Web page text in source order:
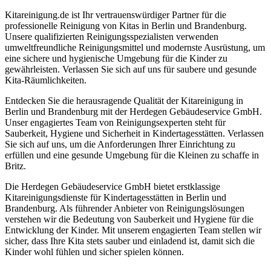
Kitareinigung.de ist Ihr vertrauenswürdiger Partner für die
professionelle Reinigung von Kitas in Berlin und Brandenburg.
Unsere qualifizierten Reinigungsspezialisten verwenden
umweltfreundliche Reinigungsmittel und modernste Ausrüstung, um
eine sichere und hygienische Umgebung für die Kinder zu
gewährleisten. Verlassen Sie sich auf uns für saubere und gesunde
Kita-Räumlichkeiten.
Entdecken Sie die herausragende Qualität der Kitareinigung in
Berlin und Brandenburg mit der Herdegen Gebäudeservice GmbH.
Unser engagiertes Team von Reinigungsexperten steht für
Sauberkeit, Hygiene und Sicherheit in Kindertagesstätten. Verlassen
Sie sich auf uns, um die Anforderungen Ihrer Einrichtung zu
erfüllen und eine gesunde Umgebung für die Kleinen zu schaffe in
Britz.
Die Herdegen Gebäudeservice GmbH bietet erstklassige
Kitareinigungsdienste für Kindertagesstätten in Berlin und
Brandenburg. Als führender Anbieter von Reinigungslösungen
verstehen wir die Bedeutung von Sauberkeit und Hygiene für die
Entwicklung der Kinder. Mit unserem engagierten Team stellen wir
sicher, dass Ihre Kita stets sauber und einladend ist, damit sich die
Kinder wohl fühlen und sicher spielen können.